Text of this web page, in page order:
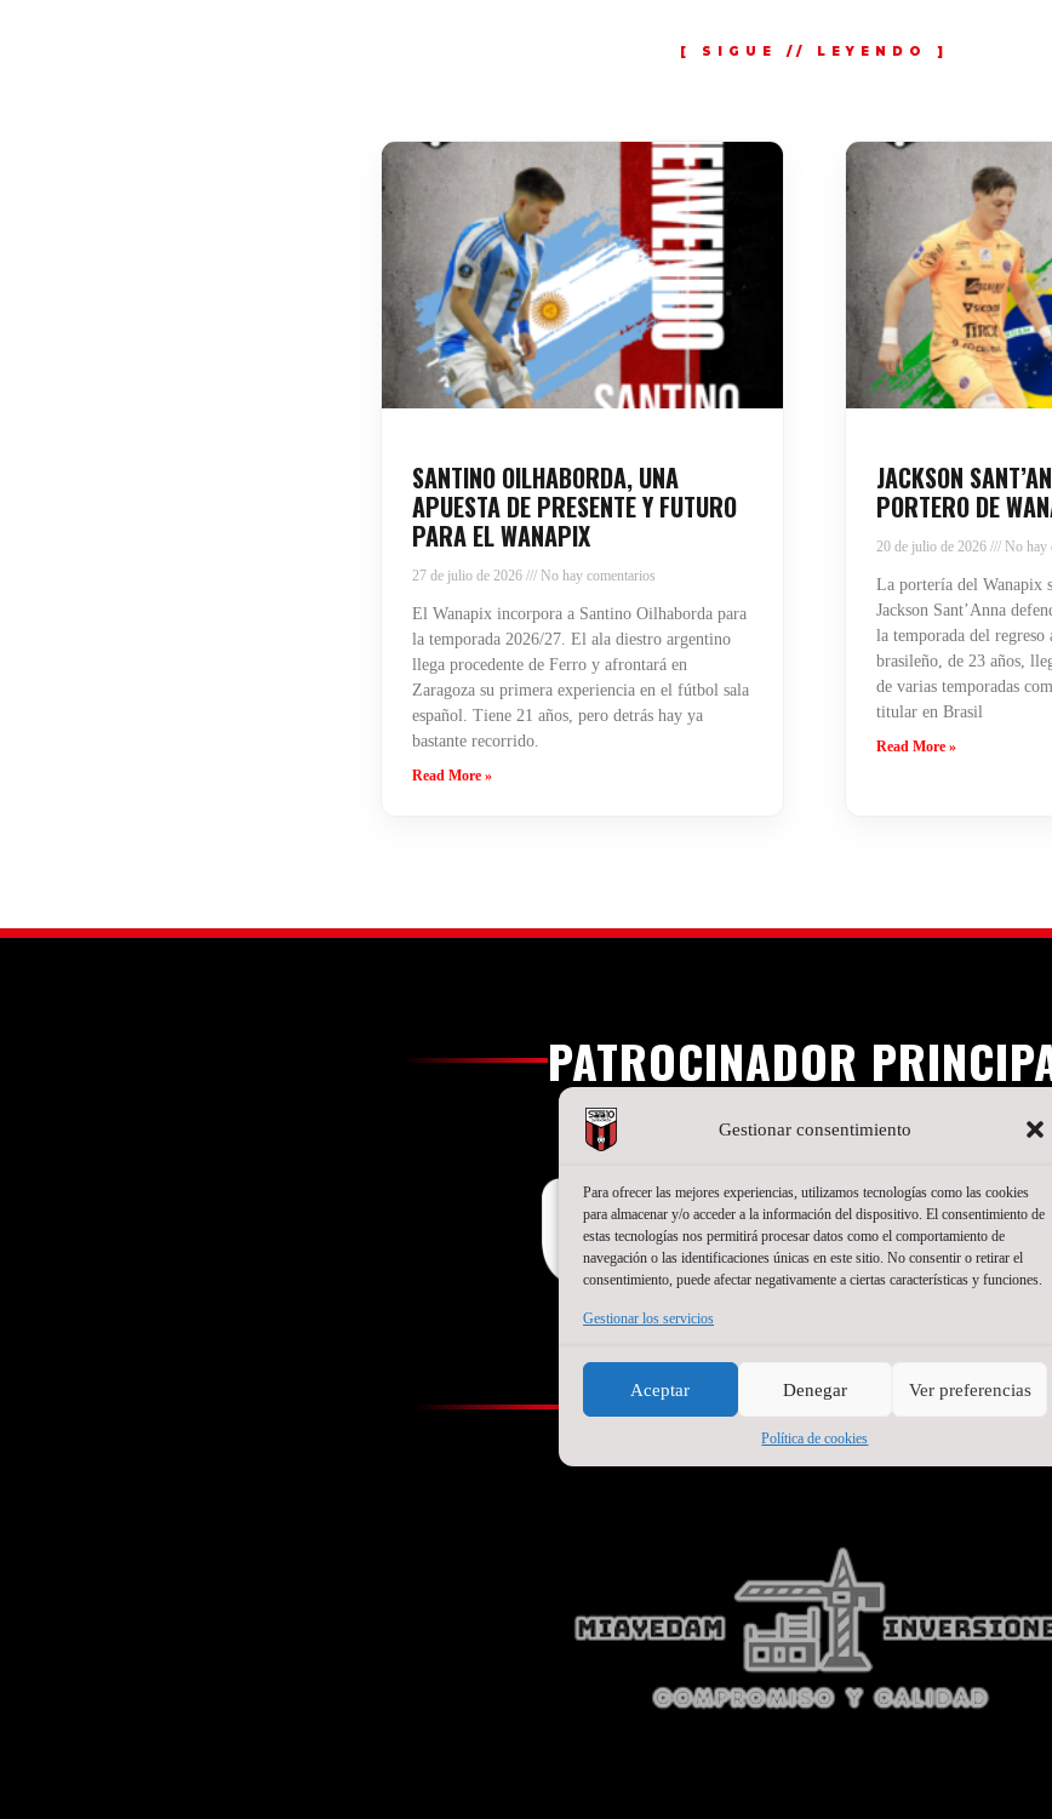
Gestionar consentimiento
Para ofrecer las mejores experiencias, utilizamos tecnologías como las cookies
para almacenar y/o acceder a la información del dispositivo. El consentimiento de
estas tecnologías nos permitirá procesar datos como el comportamiento de
navegación o las identificaciones únicas en este sitio. No consentir o retirar el
consentimiento, puede afectar negativamente a ciertas características y funciones.
Gestionar los servicios
Aceptar Denegar Ver preferencias
Política de cookies
SANTINO OILHABORDA, UNA
APUESTA DE PRESENTE Y FUTURO
PARA EL WANAPIX
27 de julio de 2026 No hay comentarios
El Wanapix incorpora a Santino Oilhaborda para
la temporada 2026/27. El ala diestro argentino
llega procedente de Ferro y afrontará en
Zaragoza su primera experiencia en el fútbol sala
español. Tiene 21 años, pero detrás hay ya
bastante recorrido.
Read More »
JACKSON
PORTERO DE
20 de julio de 2026 No hay
La portería del Wanapix
Jackson Sant’Anna
la temporada del
brasileño, de 23 años,
de varias temporadas
titular en Brasil
Read More »
PATROCINADOR
SEGUNDO PATROCINADOR